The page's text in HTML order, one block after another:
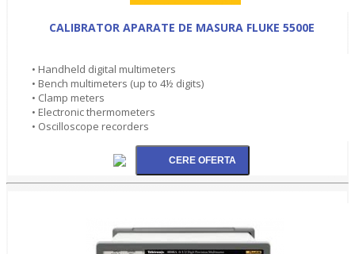
CALIBRATOR APARATE DE MASURA FLUKE 5500E
• Handheld digital multimeters
• Bench multimeters (up to 4½ digits)
• Clamp meters
• Electronic thermometers
• Oscilloscope recorders